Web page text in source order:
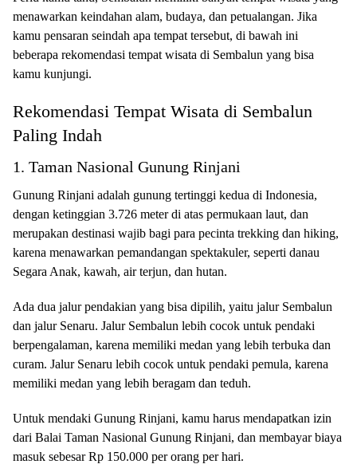
menawarkan keindahan alam, budaya, dan petualangan. Jika
kamu pensaran seindah apa tempat tersebut, di bawah ini
beberapa rekomendasi tempat wisata di Sembalun yang bisa
kamu kunjungi.
Rekomendasi Tempat Wisata di Sembalun
Paling Indah
1. Taman Nasional Gunung Rinjani
Gunung Rinjani adalah gunung tertinggi kedua di Indonesia,
dengan ketinggian 3.726 meter di atas permukaan laut, dan
merupakan destinasi wajib bagi para pecinta trekking dan hiking,
karena menawarkan pemandangan spektakuler, seperti danau
Segara Anak, kawah, air terjun, dan hutan.
Ada dua jalur pendakian yang bisa dipilih, yaitu jalur Sembalun
dan jalur Senaru. Jalur Sembalun lebih cocok untuk pendaki
berpengalaman, karena memiliki medan yang lebih terbuka dan
curam. Jalur Senaru lebih cocok untuk pendaki pemula, karena
memiliki medan yang lebih beragam dan teduh.
Untuk mendaki Gunung Rinjani, kamu harus mendapatkan izin
dari Balai Taman Nasional Gunung Rinjani, dan membayar biaya
masuk sebesar Rp 150.000 per orang per hari.